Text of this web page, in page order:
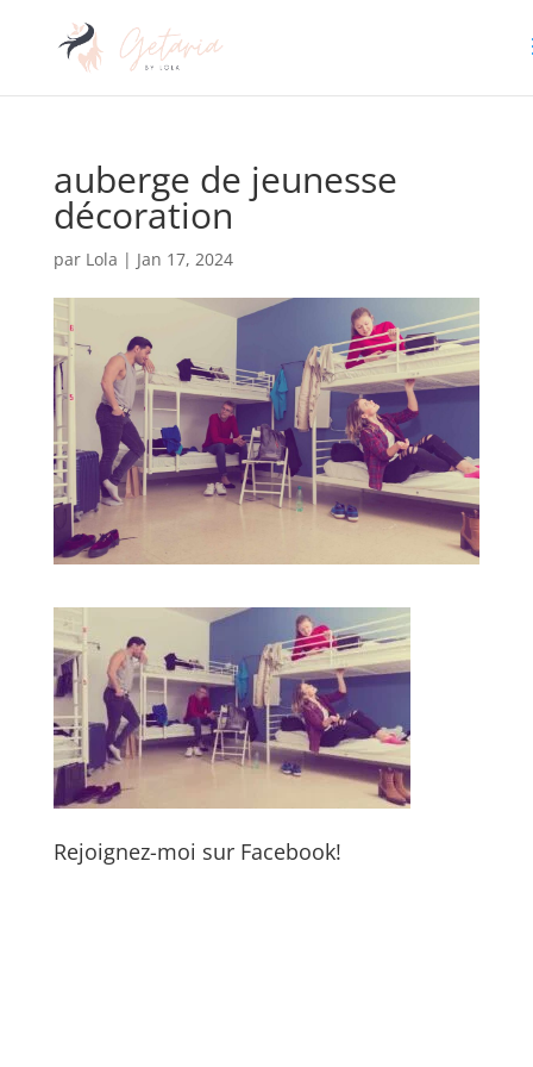
auberge de jeunesse
décoration
par Lola | Jan 17, 2024
Rejoignez-moi sur Facebook!